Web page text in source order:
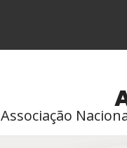
Associação